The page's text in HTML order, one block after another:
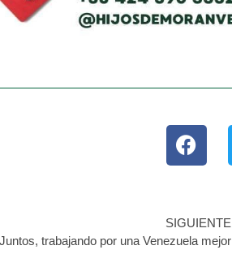
SIGUIENTE
Juntos, trabajando por una Venezuela mejor